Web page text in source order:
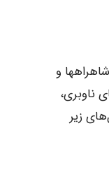
و
ناوبری،
زیر